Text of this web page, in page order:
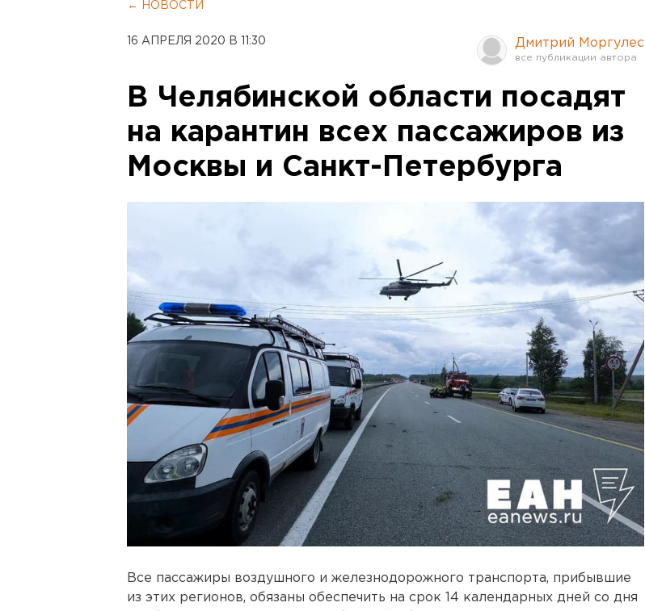
← НОВОСТИ
16 АПРЕЛЯ 2020 В 11:30 Дмитрий Моргулес
В Челябинской области посадят
на карантин всех пассажиров из
Москвы и Санкт-Петербурга
Все пассажиры воздушного и железнодорожного транспорта, прибывшие
из этих регионов, обязаны обеспечить на срок 14 календарных дней со дня